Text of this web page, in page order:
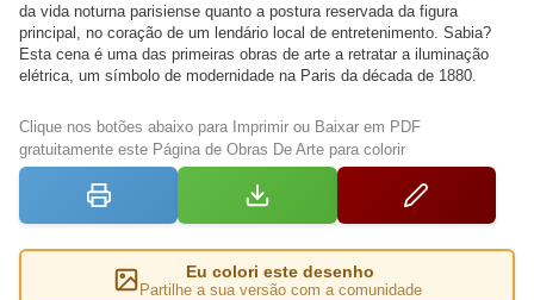
da vida noturna parisiense quanto a postura reservada da figura
principal, no coração de um lendário local de entretenimento. Sabia?
Esta cena é uma das primeiras obras de arte a retratar a iluminação
elétrica, um símbolo de modernidade na Paris da década de 1880.
Clique nos botões abaixo para Imprimir ou Baixar em PDF
gratuitamente este Página de Obras De Arte para colorir
Eu colori este desenho
Partilhe a sua versão com a comunidade